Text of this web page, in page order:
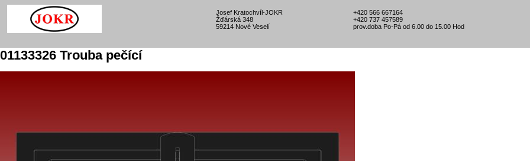
Josef Kratochvíl-JOKR
Žďárská 348
59214 Nové Veselí
+420 566 667164
+420 737 457589
prov.doba Po-Pá od 6.00 do 15.00 Hod
01133326 Trouba pečící